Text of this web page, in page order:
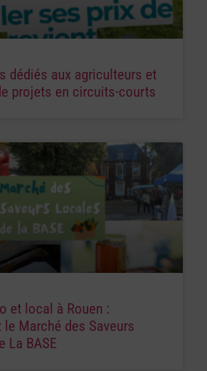
dédiés aux agriculteurs et
projets en circuits-courts
et local à Rouen :
le Marché des Saveurs
La BASE